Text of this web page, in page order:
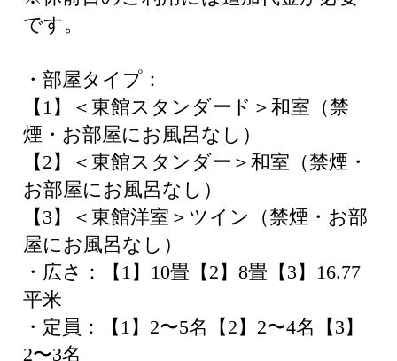
です。
・部屋タイプ：
【1】＜東館スタンダード＞和室（禁
煙・お部屋にお風呂なし）
【2】＜東館スタンダー＞和室（禁煙・
お部屋にお風呂なし）
【3】＜東館洋室＞ツイン（禁煙・お部
屋にお風呂なし）
・広さ：【1】10畳【2】8畳【3】16.77
平米
・定員：【1】2〜5名【2】2〜4名【3】
2〜3名